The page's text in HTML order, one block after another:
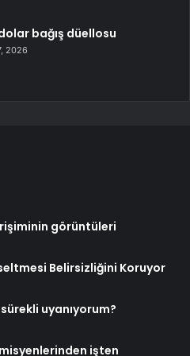
bağış düellosu
2026
görüntüleri
Belirsizliğini Koruyor
uyanıyorum?
işten